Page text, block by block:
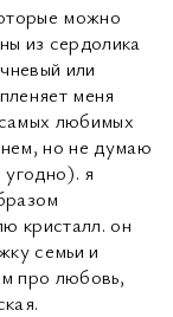
можно
из сердолика
или
меня
любимых
но не думаю
я
кристалл. он
семьи и
про любовь,